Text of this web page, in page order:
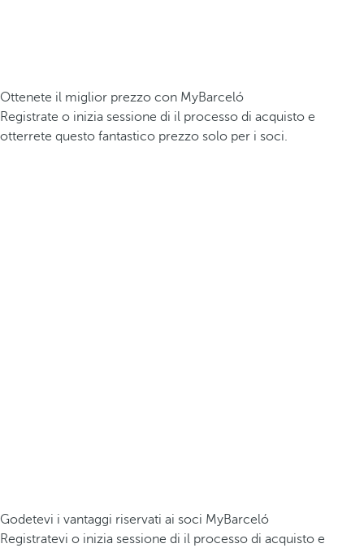
Ottenete il miglior prezzo con MyBarceló
Registrate o inizia sessione di il processo di acquisto e
otterrete questo fantastico prezzo solo per i soci.
Godetevi i vantaggi riservati ai soci MyBarceló
Registratevi o inizia sessione di il processo di acquisto e